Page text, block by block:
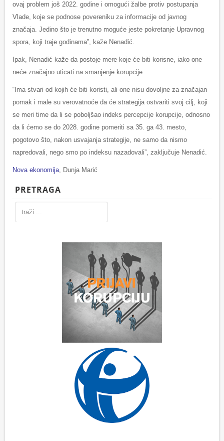
ovaj problem još 2022. godine i omogući žalbe protiv postupanja
Vlade, koje se podnose povereniku za informacije od javnog
značaja. Jedino što je trenutno moguće jeste pokretanje Upravnog
spora, koji traje godinama”, kaže Nenadić.
Ipak, Nenadić kaže da postoje mere koje će biti korisne, iako one
neće značajno uticati na smanjenje korupcije.
“Ima stvari od kojih će biti koristi, ali one nisu dovoljne za značajan
pomak i male su verovatnoće da će strategija ostvariti svoj cilj, koji
se meri time da li se poboljšao indeks percepcije korupcije, odnosno
da li ćemo se do 2028. godine pomeriti sa 35. ga 43. mesto,
pogotovo što, nakon usvajanja strategije, ne samo da nismo
napredovali, nego smo po indeksu nazadovali”, zaključuje Nenadić.
Nova ekonomija, Dunja Marić
PRETRAGA